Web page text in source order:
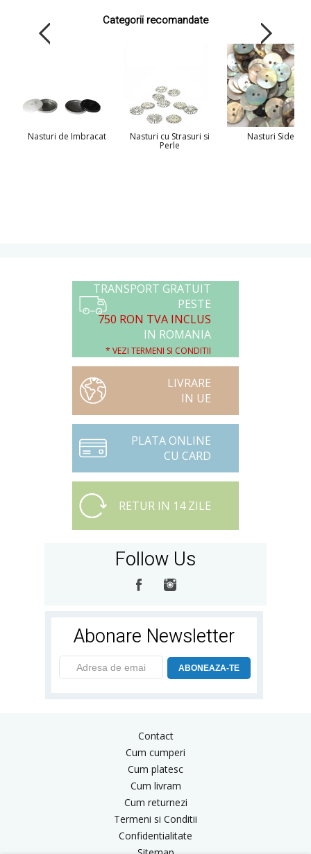
Categorii recomandate
Nasturi de Imbracat Nasturi cu Strasuri si
Perle
Nasturi Sidef
TRANSPORT GRATUIT
PESTE
750 RON TVA INCLUS
IN ROMANIA
* VEZI TERMENI SI CONDITII
LIVRARE
IN UE
PLATA ONLINE
CU CARD
RETUR IN 14 ZILE
Follow Us
Abonare Newsletter
ABONEAZA-TE
Contact
Cum cumperi
Cum platesc
Cum livram
Cum returnezi
Termeni si Conditii
Confidentialitate